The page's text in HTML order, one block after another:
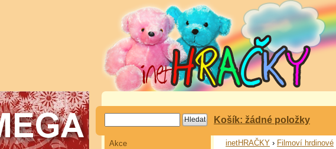
Košík: žádné položky
Akce
inetHRAČKY › Filmoví hrdinové